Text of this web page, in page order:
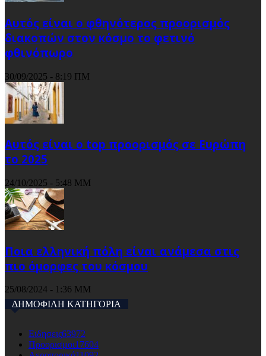
Αυτός είναι ο φθηνότερος προορισμός
διακοπών στον κόσμο το φετινό
φθινόπωρο
30/09/2025 - 8:19 ΠΜ
Αυτός είναι ο top προορισμός σε Ευρώπη
το 2025
24/10/2025 - 5:48 ΜΜ
Ποια ελληνική πόλη είναι ανάμεσα στις
πιο όμορφες του κόσμου
25/08/2024 - 1:36 ΜΜ
ΔΗΜΟΦΙΛΗ ΚΑΤΗΓΟΡΙΑ
Ειδησεις63972
Προορισμοι17604